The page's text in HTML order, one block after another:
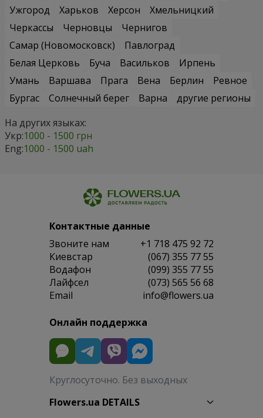
Ужгород
Харьков Херсон
Хмельницкий
Черкассы
Черновцы
Чернигов
Самар (Новомосковск)
Павлоград
Белая Церковь
Буча Васильков
Ирпень
Умань
Варшава Прага Вена Берлин
Ревное
Бургас
Солнечный берег Варна
другие регионы
На других языках:
Укр:1000 - 1500 грн
Eng:1000 - 1500 uah
Контактные данные
Звоните нам
+1 718 475 92 72
Киевстар
(067) 355 77 55
Водафон
(099) 355 77 55
Лайфсел
(073) 565 56 68
Email
info@flowers.ua
Онлайн поддержка
Круглосуточно. Без выходных
Flowers.ua DETAILS